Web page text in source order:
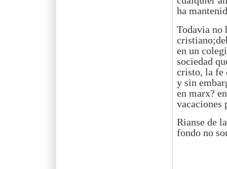
ha
Todavia no
en un
sociedad
cristo, la fe
y sin
en marx?
vacaciones
Rianse de
fondo no